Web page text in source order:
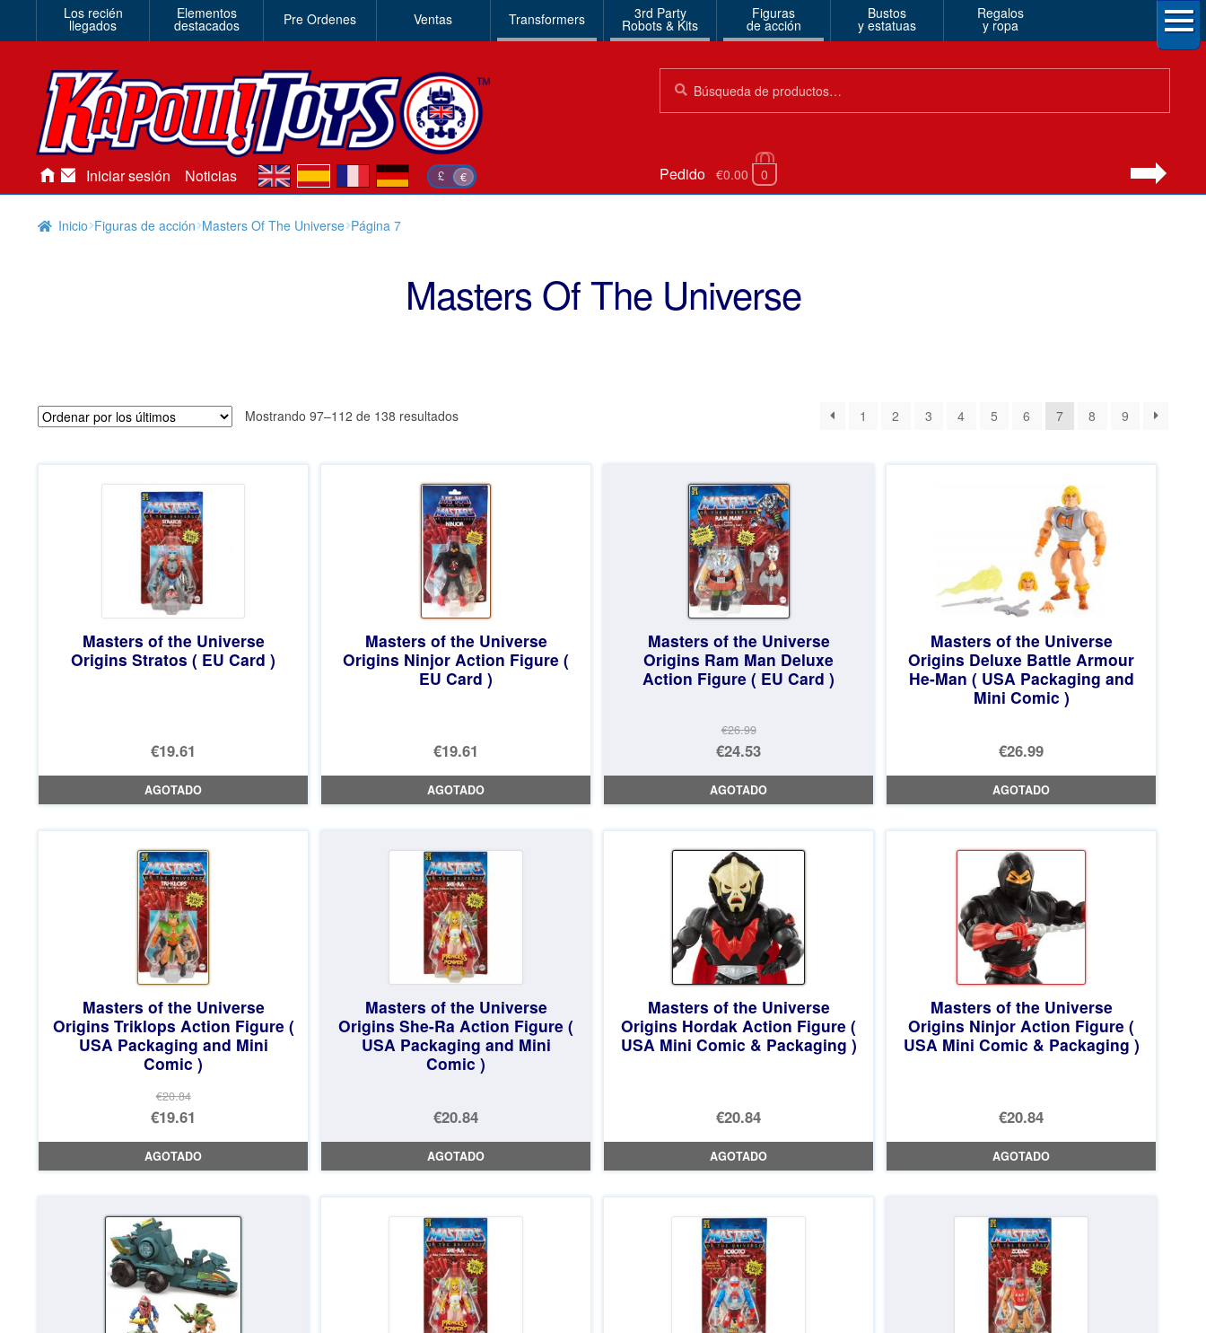
Los recién
llegados
Elementos
destacados Pre Ordenes Ventas Transformers 3rd Party
Robots & Kits
Figuras
de acción
Bustos
y estatuas
Regalos
y ropa
Iniciar sesión Noticias £ €
en es de Pedido €0.00 0
Inicio Figuras de acción Masters Of The Universe Página 7
Masters Of The Universe
Mostrando 97–112 de 138 resultadosOrdenado
1 2 3 4 5 6 7 8 9
Masters of the Universe
Origins Stratos ( EU Card )
€19.61
AGOTADO
Masters of the Universe
Origins Ninjor Action Figure (
EU Card )
€19.61
AGOTADO
Masters of the Universe
Origins Ram Man Deluxe
Action Figure ( EU Card )
€26.99
El
precio
original
€26.99.
€24.53
El
precio
es:
€24.53.
AGOTADO
Masters of the Universe
Origins Deluxe Battle Armour
He-Man ( USA Packaging and
Mini Comic )
€26.99
AGOTADO
Masters of the Universe
Origins Triklops Action Figure (
USA Packaging and Mini
Comic )
€20.84
El
precio
original
€20.84.
€19.61
El
precio
es:
AGOTADO
Masters of the Universe
Origins She-Ra Action Figure (
USA Packaging and Mini
Comic )
€20.84
AGOTADO
Masters of the Universe
Origins Hordak Action Figure (
USA Mini Comic & Packaging )
€20.84
AGOTADO
Masters of the Universe
Origins Ninjor Action Figure (
USA Mini Comic & Packaging )
€20.84
AGOTADO